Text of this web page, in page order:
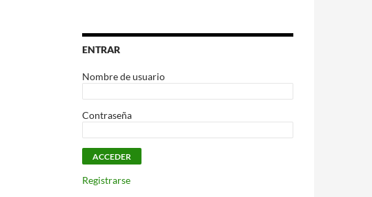
ENTRAR
Nombre de usuario
Contraseña
Registrarse